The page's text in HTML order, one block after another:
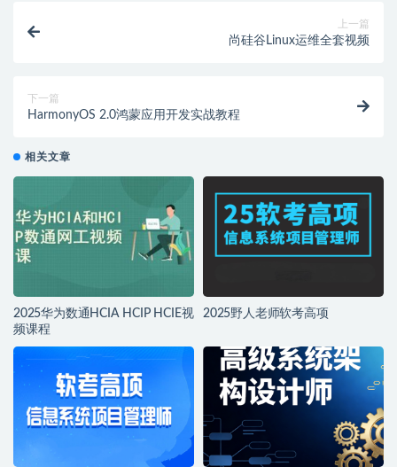
上一篇
尚硅谷Linux运维全套视频
下一篇
HarmonyOS 2.0鸿蒙应用开发实战教程
相关文章
2025华为数通HCIA HCIP HCIE视
频课程
2025野人老师软考高项